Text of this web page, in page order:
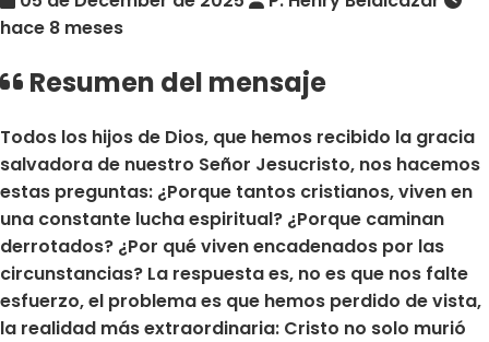
hace 8 meses
Resumen del mensaje
Todos los hijos de Dios, que hemos recibido la gracia
salvadora de nuestro Señor Jesucristo, nos hacemos
estas preguntas: ¿Porque tantos cristianos, viven en
una constante lucha espiritual? ¿Porque caminan
derrotados? ¿Por qué viven encadenados por las
circunstancias? La respuesta es, no es que nos falte
esfuerzo, el problema es que hemos perdido de vista,
la realidad más extraordinaria: Cristo no solo murió